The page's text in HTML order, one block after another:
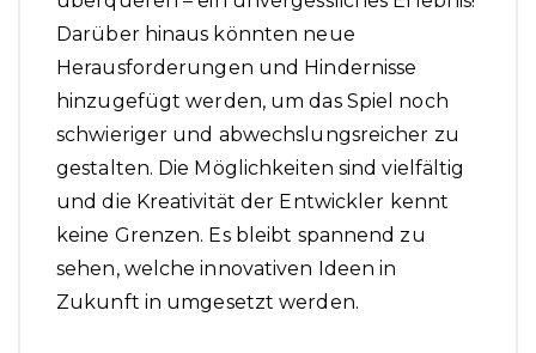
Darüber hinaus könnten neue
Herausforderungen und Hindernisse
hinzugefügt werden, um das Spiel noch
schwieriger und abwechslungsreicher zu
gestalten. Die Möglichkeiten sind vielfältig
und die Kreativität der Entwickler kennt
keine Grenzen. Es bleibt spannend zu
sehen, welche innovativen Ideen in
Zukunft in umgesetzt werden.